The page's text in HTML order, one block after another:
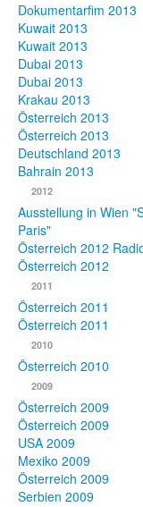
Dokumentarfim 2013
Kuwait 2013
Kuwait 2013
Dubai 2013
Dubai 2013
Krakau 2013
Österreich 2013
Österreich 2013
Deutschland 2013
Bahrain 2013
2012
Ausstellung in Wien
Paris"
Österreich 2012
Österreich 2012
2011
Österreich 2011
Österreich 2011
2010
Österreich 2010
2009
Österreich 2009
Österreich 2009
USA 2009
Mexiko 2009
Österreich 2009
Serbien 2009